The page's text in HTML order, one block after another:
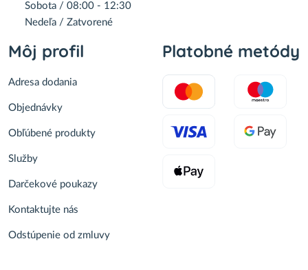
Sobota / 08:00 - 12:30
Nedeľa / Zatvorené
Môj profil
Adresa dodania
Objednávky
Obľúbené produkty
Služby
Darčekové poukazy
Kontaktujte nás
Odstúpenie od zmluvy
Platobné metódy